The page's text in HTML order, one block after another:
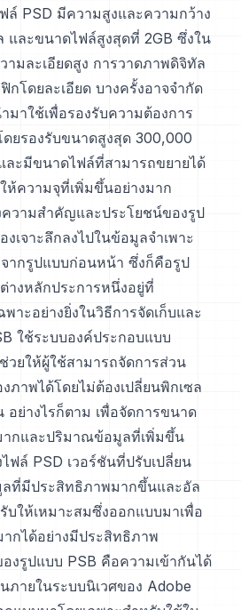
PSD มีความสูงและความกว้าง
และขนาดไฟล์สูงสุดที่ 2GB ซึ่งใน
ามละเอียดสูง การวาดภาพดิจิทัล
กโดยละเอียด บางครั้งอาจจำกัด
มาใช้เพื่อรองรับความต้องการ
ยรองรับขนาดสูงสุด 300,000
ละมีขนาดไฟล์ที่สามารถขยายได้
ห้ความจุที่เพิ่มขึ้นอย่างมาก
ความสำคัญและประโยชน์ของรูป
งเจาะลึกลงไปในข้อมูลจำเพาะ
ากรูปแบบก่อนหน้า ซึ่งก็คือรูป
างหลักประการหนึ่งอยู่ที่
าะอย่างยิ่งในวิธีการจัดเก็บและ
ใช้ระบบองค์ประกอบแบบ
วยให้ผู้ใช้สามารถจัดการส่วน
ภาพได้โดยไม่ต้องเปลี่ยนพิกเซล
อย่างไรก็ตาม เพื่อจัดการขนาด
ากและปริมาณข้อมูลที่เพิ่มขึ้น
ฟล์ PSD เวอร์ชันที่ปรับเปลี่ยน
ที่มีประสิทธิภาพมากขึ้นและอัล
บให้เหมาะสมซึ่งออกแบบมาเพื่อ
กได้อย่างมีประสิทธิภาพ
งรูปแบบ PSB คือความเข้ากันได้
ภายในระบบนิเวศของ Adobe